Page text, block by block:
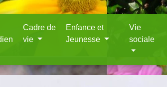
Cadre de
vie
Enfance et
Jeunesse
Vie
sociale